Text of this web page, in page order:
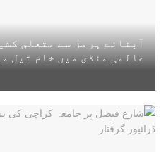
آبنائے ہرمز سے متعلق
عالمی منڈی میں خام تیل